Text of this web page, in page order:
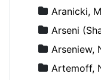
Aranicki,
Arseni
Arseniew,
Artemoff,